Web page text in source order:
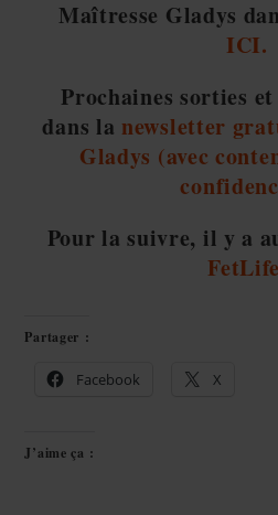
Maîtresse Gladys
ICI.
Prochaines sorties
dans la newsletter
Gladys (avec
Pour la suivre, il y a
FetLife
Partager :
Facebook X
J’aime ça :